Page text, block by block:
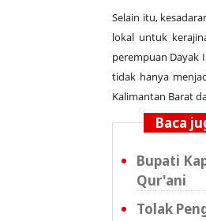
Selain itu,
lokal untuk
perempuan Dayak
tidak hanya
Kalimantan Barat
Baca
Bupati
Qur'ani
Tolak